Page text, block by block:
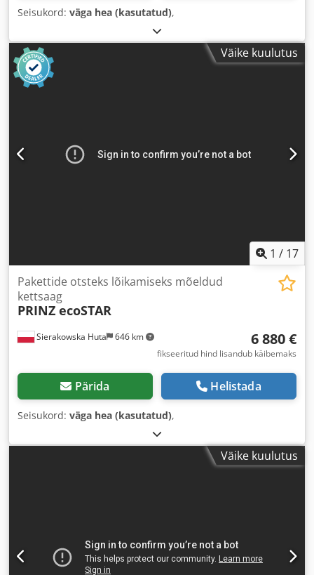
Seisukord: väga hea (kasutatud),
Väike kuulutus
1 / 17
Sierakowska Huta 646 km
Pakettide otsteks lõikamiseks mõeldud
kettsaag
PRINZ ecoSTAR
6 880 €
fikseeritud hind lisandub käibemaks
Pärida Helistada
Seisukord: väga hea (kasutatud),
Väike kuulutus